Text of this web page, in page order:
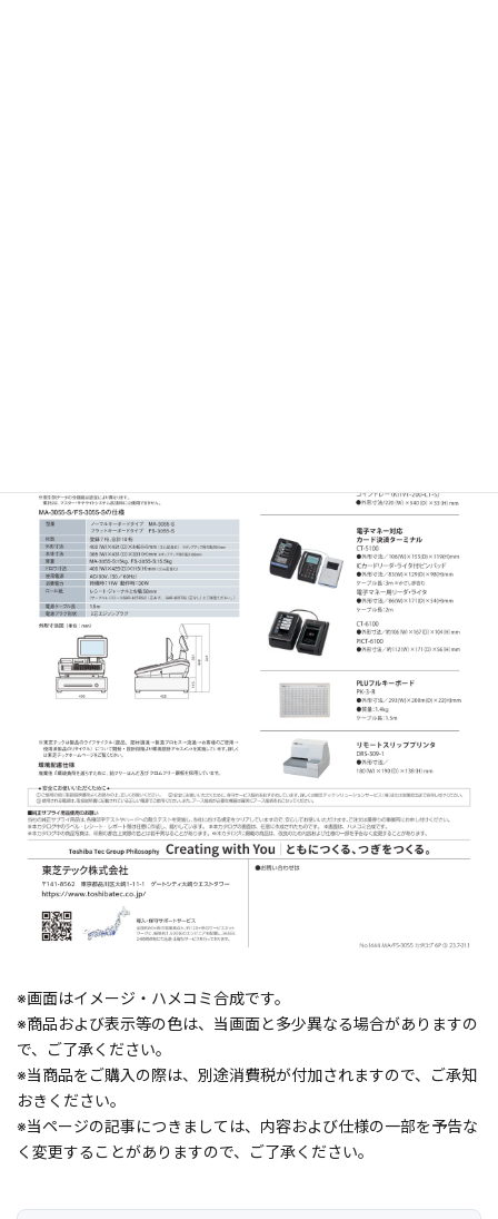
※画面はイメージ・ハメコミ合成です。
※商品および表示等の色は、当画面と多少異なる場合がありますの
で、ご了承ください。
※当商品をご購入の際は、別途消費税が付加されますので、ご承知
おきください。
※当ページの記事につきましては、内容および仕様の一部を予告な
く変更することがありますので、ご了承ください。